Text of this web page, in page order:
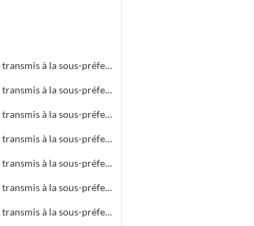
Demandes de naturalisations. Dossiers transmis à la sous-préfecture
Demandes de naturalisations. Dossiers transmis à la sous-préfecture
Demandes de naturalisations. Dossiers transmis à la sous-préfecture
Demandes de naturalisations. Dossiers transmis à la sous-préfecture
Demandes de naturalisations. Dossiers transmis à la sous-préfecture
Demandes de naturalisations. Dossiers transmis à la sous-préfecture
Demandes de naturalisations. Dossiers transmis à la sous-préfecture